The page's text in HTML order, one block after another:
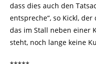
dass dies auch den
entspreche“, so Kickl,
das im Stall neben einer
steht, noch lange keine